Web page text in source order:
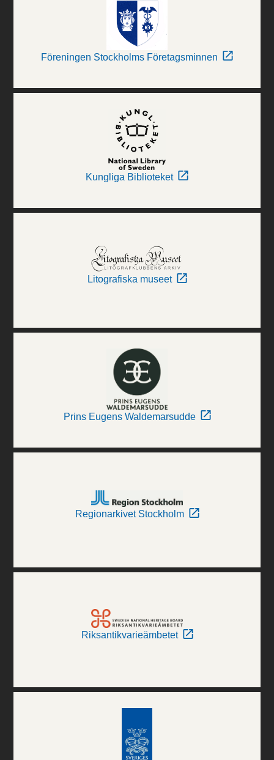
Föreningen Stockholms Företagsminnen
Kungliga Biblioteket
Litografiska museet
Prins Eugens Waldemarsudde
Regionarkivet Stockholm
Riksantikvarieämbetet